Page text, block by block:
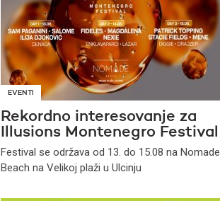
EVENTI
Rekordno interesovanje za
Illusions Montenegro Festival
Festival se održava od 13. do 15.08 na Nomade
Beach na Velikoj plaži u Ulcinju